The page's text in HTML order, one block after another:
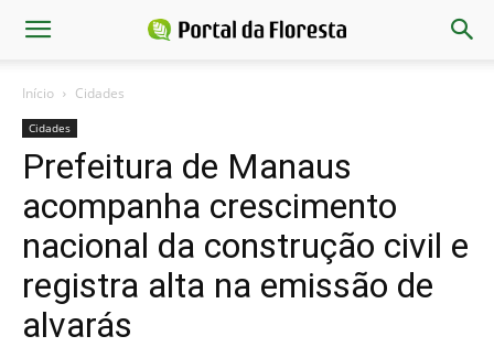
Início Cidades
Cidades
Prefeitura de Manaus
acompanha crescimento
nacional da construção civil e
registra alta na emissão de
alvarás